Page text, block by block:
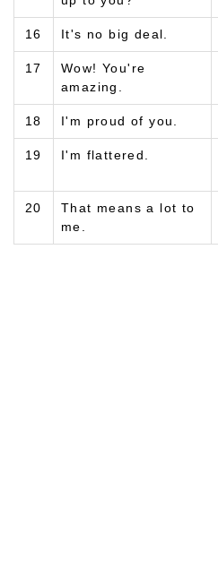
16 It's no big deal.
17
Wow! You're
amazing.
18 I'm proud of you.
19 I'm flattered.
20
That means a lot to
me.